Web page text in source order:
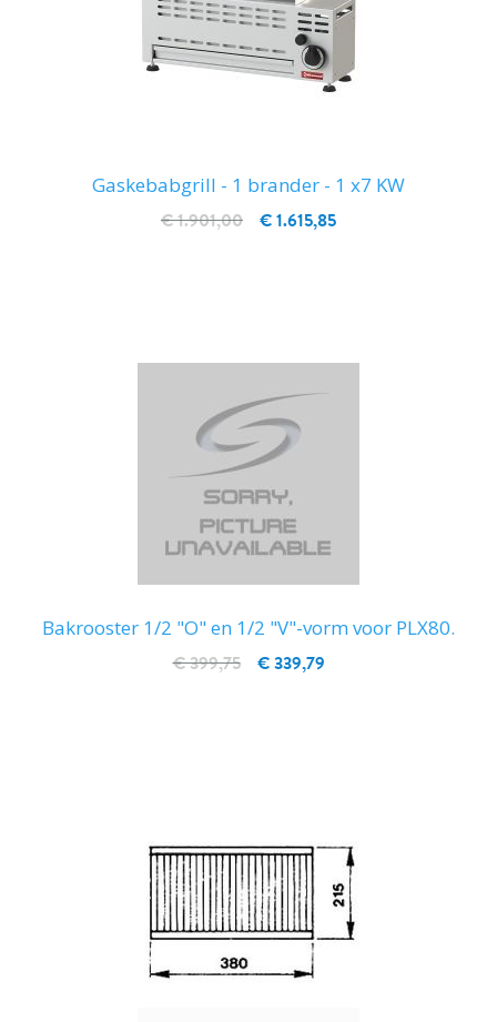
Gaskebabgrill - 1 brander - 1 x7 KW
€ 1.615,85
€ 1.901,00
Bakrooster 1/2 "O" en 1/2 "V"-vorm voor PLX80.
€ 339,79
€ 399,75